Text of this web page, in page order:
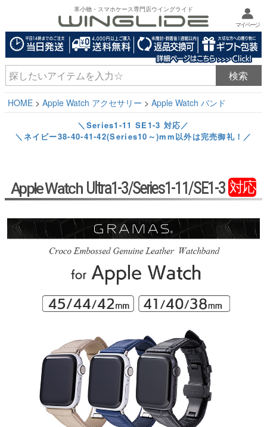
革小物・スマホケース専門店ウイングライド
マイページ
HOME Apple Watch アクセサリー Apple Watch バンド
＼Series1-11 SE1-3 対応／
＼ネイビー38-40-41-42(Series10～)mm以外は完売御礼！／
Apple Watch Ultra1-3/Series1-11/SE1-3 対応